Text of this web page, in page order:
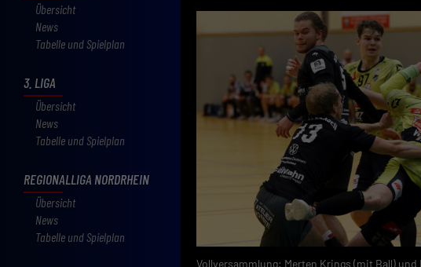
Übersicht
News
Tabelle und Spielplan
3. LIGA
Übersicht
News
Tabelle und Spielplan
REGIONALLIGA NORDRHEIN
Übersicht
News
Tabelle und Spielplan
Vollversammlung: Merten Krings (mit Ball) und